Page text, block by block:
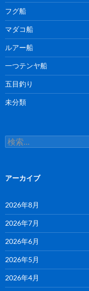
フグ船
マダコ船
ルアー船
一つテンヤ船
五目釣り
未分類
検
索:
アーカイブ
2026年8月
2026年7月
2026年6月
2026年5月
2026年4月